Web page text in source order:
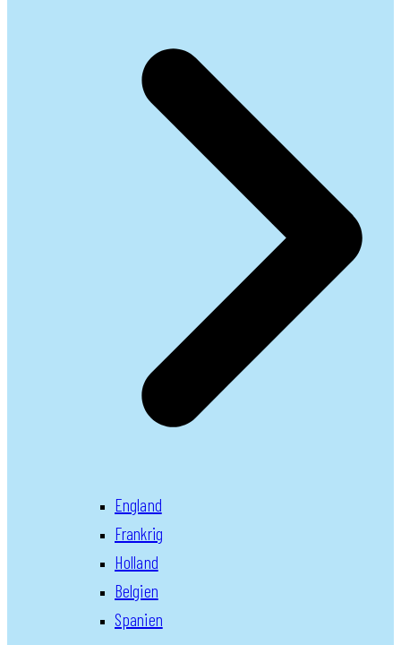
England
Frankrig
Holland
Belgien
Spanien